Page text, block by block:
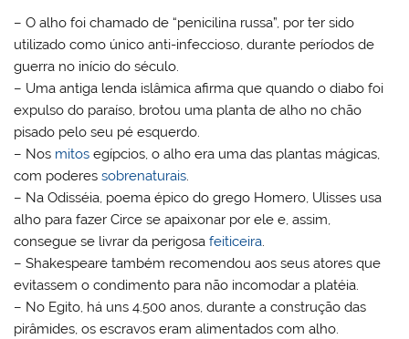
– O alho foi chamado de “penicilina russa”, por ter sido
utilizado como único anti-infeccioso, durante períodos de
guerra no início do século.
– Uma antiga lenda islâmica afirma que quando o diabo foi
expulso do paraíso, brotou uma planta de alho no chão
pisado pelo seu pé esquerdo.
– Nos mitos egípcios, o alho era uma das plantas mágicas,
com poderessobrenaturais.
– Na Odisséia, poema épico do grego Homero, Ulisses usa
alho para fazer Circe se apaixonar por ele e, assim,
consegue se livrar da perigosafeiticeira.
– Shakespeare também recomendou aos seus atores que
evitassem o condimento para não incomodar a platéia.
– No Egito, há uns 4.500 anos, durante a construção das
pirâmides, os escravos eram alimentados com alho.